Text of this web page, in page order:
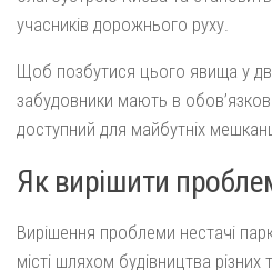
учасників дорожнього руху.
Щоб позбутися цього явища у
забудовники мають в
доступний для майбутніх
Як вирішити
Вирішення проблеми нестачі
місті шляхом будівництва різних